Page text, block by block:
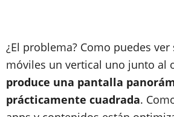
¿El problema? Como puedes
móviles un vertical uno junto al
produce una pantalla
prácticamente cuadrada.